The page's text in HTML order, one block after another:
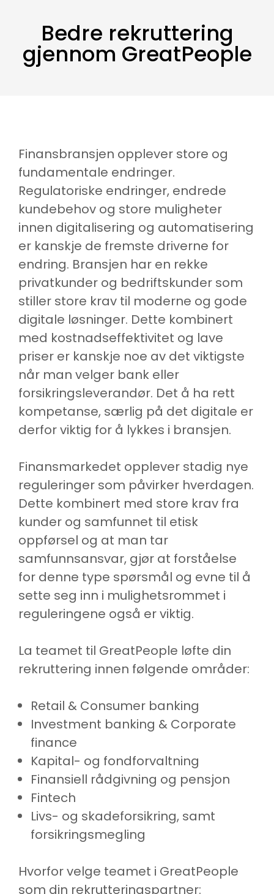
Bedre rekruttering
gjennom GreatPeople
Finansbransjen opplever store og
fundamentale endringer.
Regulatoriske endringer, endrede
kundebehov og store muligheter
innen digitalisering og automatisering
er kanskje de fremste driverne for
endring. Bransjen har en rekke
privatkunder og bedriftskunder som
stiller store krav til moderne og gode
digitale løsninger. Dette kombinert
med kostnadseffektivitet og lave
priser er kanskje noe av det viktigste
når man velger bank eller
forsikringsleverandør. Det å ha rett
kompetanse, særlig på det digitale er
derfor viktig for å lykkes i bransjen.
Finansmarkedet opplever stadig nye
reguleringer som påvirker hverdagen.
Dette kombinert med store krav fra
kunder og samfunnet til etisk
oppførsel og at man tar
samfunnsansvar, gjør at forståelse
for denne type spørsmål og evne til å
sette seg inn i mulighetsrommet i
reguleringene også er viktig.
La teamet til GreatPeople løfte din
rekruttering innen følgende områder:
Retail & Consumer banking
Investment banking & Corporate
finance
Kapital- og fondforvaltning
Finansiell rådgivning og pensjon
Fintech
Livs- og skadeforsikring, samt
forsikringsmegling
Hvorfor velge teamet i GreatPeople
som din rekrutteringspartner: